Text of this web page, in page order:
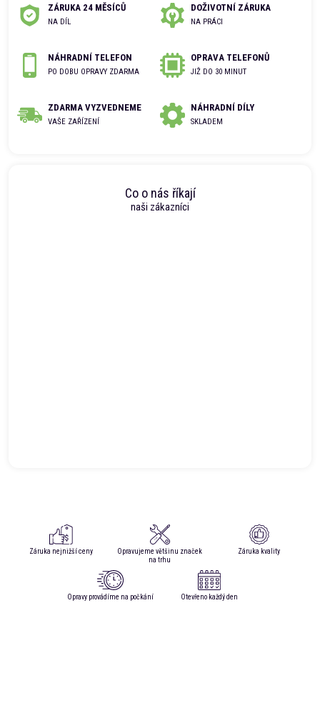
ZÁRUKA 24 MĚSÍCŮ
NA DÍL
DOŽIVOTNÍ ZÁRUKA
NA PRÁCI
NÁHRADNÍ TELEFON
PO DOBU OPRAVY ZDARMA
OPRAVA TELEFONŮ
JIŽ DO 30 MINUT
ZDARMA VYZVEDNEME
VAŠE ZAŘÍZENÍ
NÁHRADNÍ DÍLY
SKLADEM
Co o nás říkají
naši zákazníci
Záruka nejnižší ceny
Opravujeme většinu značek
na trhu
Záruka kvality
Opravy provádíme na počkání Otevřeno každý den